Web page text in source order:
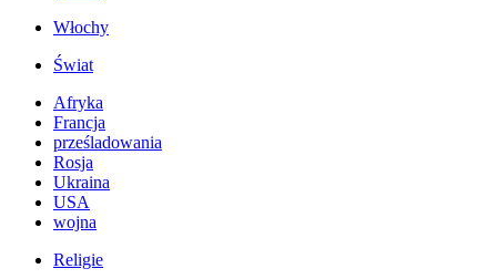
Włochy
Świat
Afryka
Francja
prześladowania
Rosja
Ukraina
USA
wojna
Religie